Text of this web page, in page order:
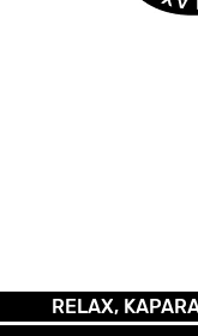
RELAX, KAPARA •